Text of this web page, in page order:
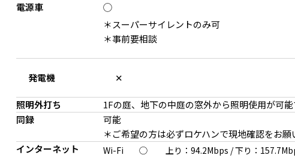
ダイニングテーブル
電源車
◯
＊スーパーサイレントのみ可
＊事前要相談
発電機 ✕
照明外打ち
1Fの庭、地下の中庭の窓外から照明使用が可能
同録
可能
＊ご希望の方は必ずロケハンで現地確認をお願
インターネット
Wi-Fi ◯ 上り：94.2Mbps /下り：